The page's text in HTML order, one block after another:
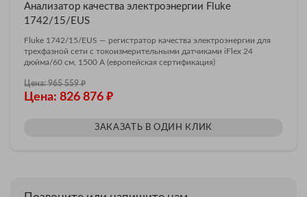
Анализатор качества электроэнергии Fluke
1742/15/EUS
Fluke 1742/15/EUS — регистратор качества электроэнергии для
трехфазной сети с токоизмерительными датчиками iFlex 24
дюйма/60 см, 1500 А (европейская сертификация)
Цена: 965 559₽
Цена: 826 876 ₽
ЗАКАЗАТЬ В ОДИН КЛИК